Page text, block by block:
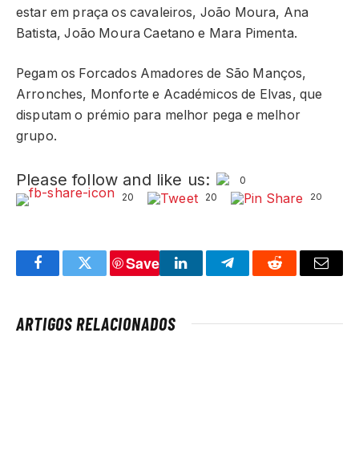
estar em praça os cavaleiros, João Moura, Ana
Batista, João Moura Caetano e Mara Pimenta.
Pegam os Forcados Amadores de São Manços,
Arronches, Monforte e Académicos de Elvas, que
disputam o prémio para melhor pega e melhor
grupo.
Please follow and like us:
0
20
20 20
FacebookTwitter
Save
LinkedInTelegramReddit Email
ARTIGOS RELACIONADOS